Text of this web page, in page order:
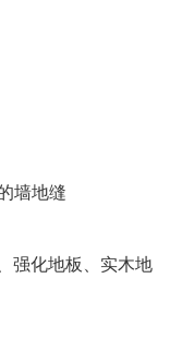
墙地缝
强化地板、实木地